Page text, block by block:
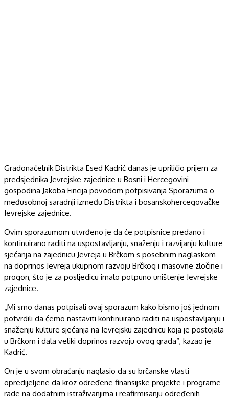
Gradonačelnik Distrikta Esed Kadrić danas je upriličio prijem za
predsjednika Jevrejske zajednice u Bosni i Hercegovini
gospodina Jakoba Fincija povodom potpisivanja Sporazuma o
međusobnoj saradnji između Distrikta i bosanskohercegovačke
Jevrejske zajednice.
Ovim sporazumom utvrđeno je da će potpisnice predano i
kontinuirano raditi na uspostavljanju, snaženju i razvijanju kulture
sjećanja na zajednicu Jevreja u Brčkom s posebnim naglaskom
na doprinos Jevreja ukupnom razvoju Brčkog i masovne zločine i
progon, što je za posljedicu imalo potpuno uništenje Jevrejske
zajednice.
„Mi smo danas potpisali ovaj sporazum kako bismo još jednom
potvrdili da ćemo nastaviti kontinuirano raditi na uspostavljanju i
snaženju kulture sjećanja na Jevrejsku zajednicu koja je postojala
u Brčkom i dala veliki doprinos razvoju ovog grada“, kazao je
Kadrić.
On je u svom obraćanju naglasio da su brčanske vlasti
opredijeljene da kroz određene finansijske projekte i programe
rade na dodatnim istraživanjima i reafirmisanju određenih